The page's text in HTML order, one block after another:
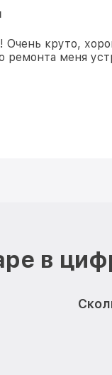
Очень круто,
ремонта меня
в